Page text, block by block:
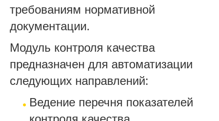
требованиям нормативной
документации.
Модуль контроля качества
предназначен для автоматизации
следующих направлений:
Ведение перечня показателей